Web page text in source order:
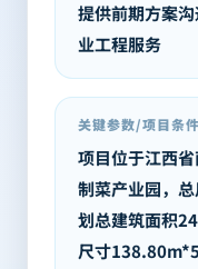
提供前期方案
业工程服务
关键参数/项目条件
项目位于江西
制菜产业园，
划总建筑面积
尺寸